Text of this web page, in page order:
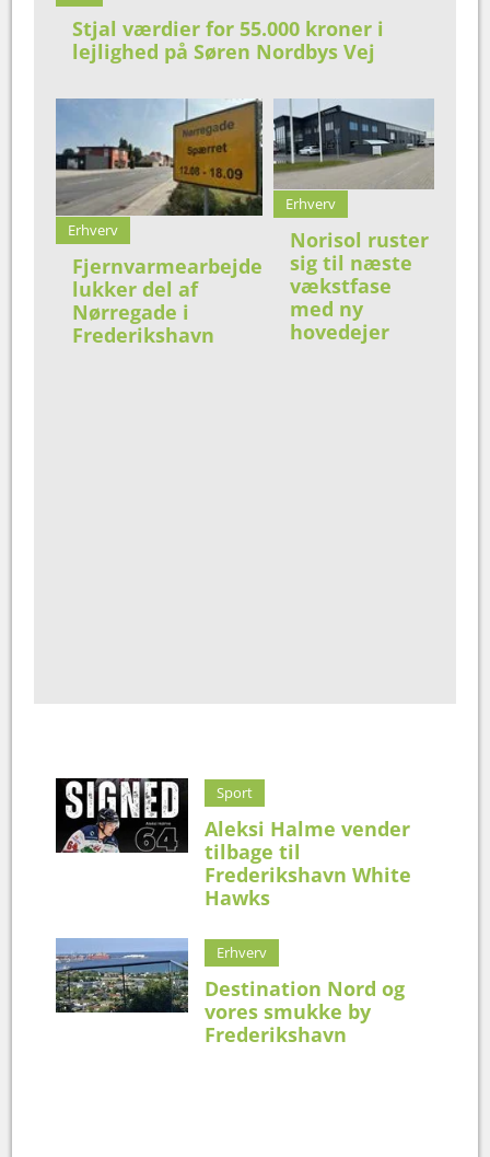
Stjal værdier for 55.000 kroner i
lejlighed på Søren Nordbys Vej
Erhverv
Fjernvarmearbejde
lukker del af
Nørregade i
Frederikshavn
Erhverv
Norisol ruster
sig til næste
vækstfase
med ny
hovedejer
Sport
Aleksi Halme vender
tilbage til
Frederikshavn White
Hawks
Erhverv
Destination Nord og
vores smukke by
Frederikshavn